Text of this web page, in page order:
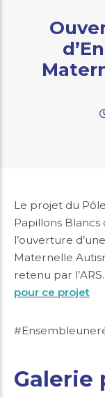
Le projet du
Papillons
l’ouverture
Maternelle
retenu par
pour ce projet
Galerie